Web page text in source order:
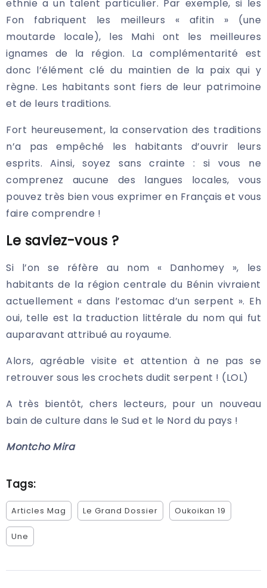
ethnie a un talent particulier. Par exemple, si les
Fon fabriquent les meilleurs « afitin » (une
moutarde locale), les Mahi ont les meilleures
ignames de la région. La complémentarité est
donc l’élément clé du maintien de la paix qui y
règne. Les habitants sont fiers de leur patrimoine
et de leurs traditions.
Fort heureusement, la conservation des traditions
n’a pas empêché les habitants d’ouvrir leurs
esprits. Ainsi, soyez sans crainte : si vous ne
comprenez aucune des langues locales, vous
pouvez très bien vous exprimer en Français et vous
faire comprendre !
Le saviez-vous ?
Si l’on se réfère au nom « Danhomey », les
habitants de la région centrale du Bénin vivraient
actuellement « dans l’estomac d’un serpent ». Eh
oui, telle est la traduction littérale du nom qui fut
auparavant attribué au royaume.
Alors, agréable visite et attention à ne pas se
retrouver sous les crochets dudit serpent ! (LOL)
A très bientôt, chers lecteurs, pour un nouveau
bain de culture dans le Sud et le Nord du pays !
Montcho Mira
Tags:
Articles Mag Le Grand Dossier Oukoikan 19
Une